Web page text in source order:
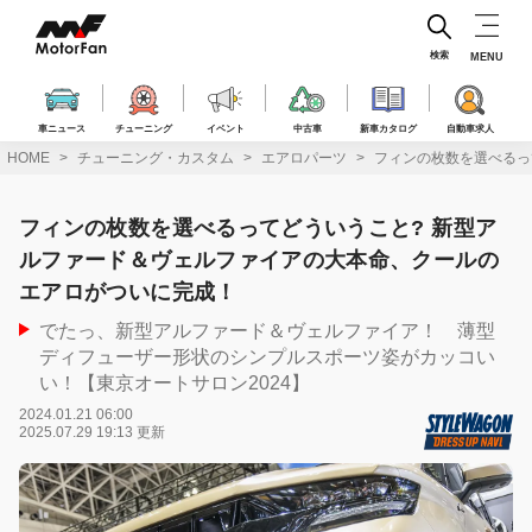
ス
車ニュース チューニング イベント 中古車 新車カタログ 自動車求人
検索 MENU
HOME チューニング・カスタム エアロパーツ フィンの枚数を選べる
フィンの枚数を選べるってどういうこと? 新型ア
ルファード＆ヴェルファイアの大本命、クールの
エアロがついに完成！
でたっ、新型アルファード＆ヴェルファイア！ 薄型
ディフューザー形状のシンプルスポーツ姿がカッコい
い！【東京オートサロン2024】
2024.01.21 06:00
2025.07.29 19:13 更新